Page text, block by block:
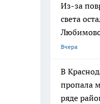
Из-за
света
Вчера
В
пропала
ряде